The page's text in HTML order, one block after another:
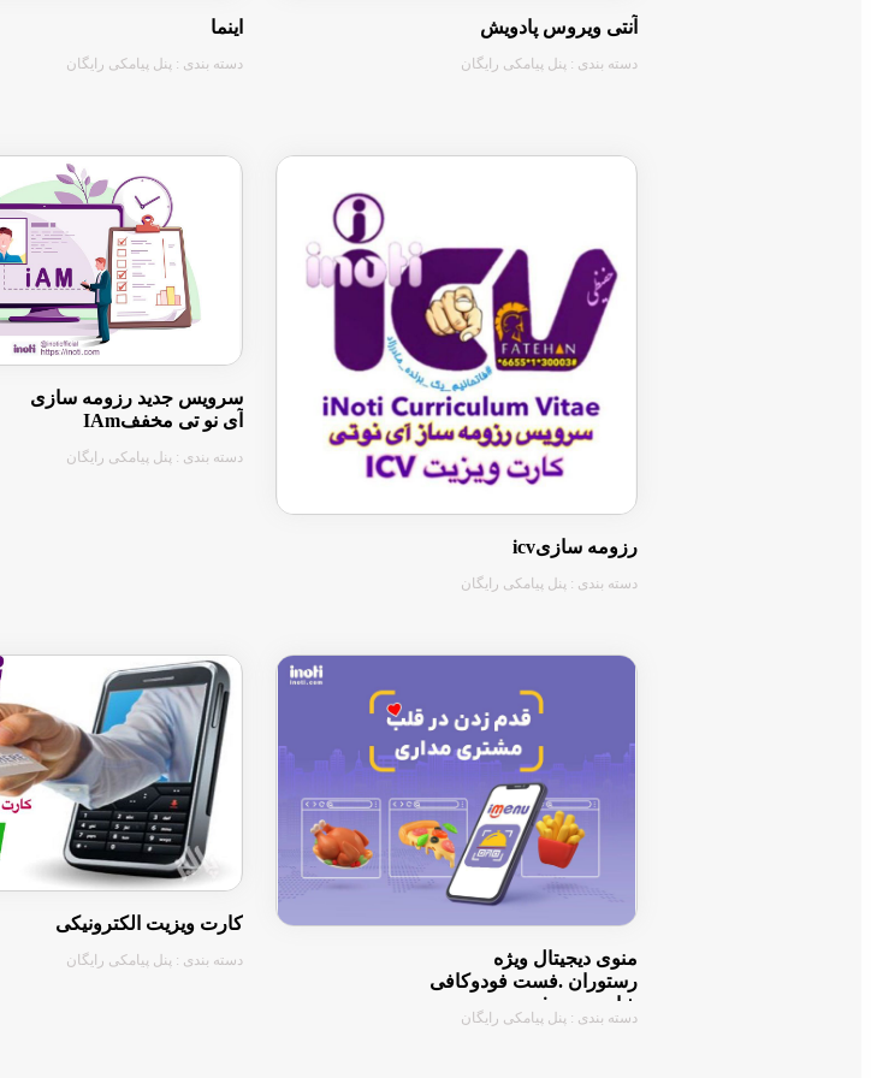
آنتی ویروس پادویش
دسته بندی : پنل پیامکی رایگان
اینما
دسته بندی : پنل پیامکی رایگان
رزومه سازیicv
دسته بندی : پنل پیامکی رایگان
سرویس جدید رزومه سازی
آی نو تی مخففIAm
دسته بندی : پنل پیامکی رایگان
منوی دیجیتال ویژه
رستوران .فست فودوکافی
شاپ imenu
دسته بندی : پنل پیامکی رایگان
کارت ویزیت الکترونیکی
دسته بندی : پنل پیامکی رایگان